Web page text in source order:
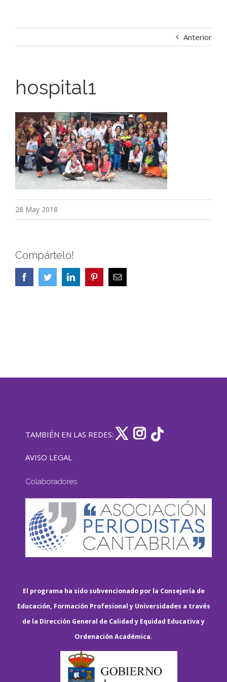
Anterior
hospital1
28 May 2018
Compártelo!
FacebookTwitterLinkedIn PinterestCorreo
electrónico
TAMBIÉN EN LAS REDES:
AVISO LEGAL
Colaboradores
El programa ha sido subvencionado por la Consejería de
Educación, Formación Profesional y Universidades a través
de la Dirección General de Calidad y Equidad Educativa y
Ordenación Académica.